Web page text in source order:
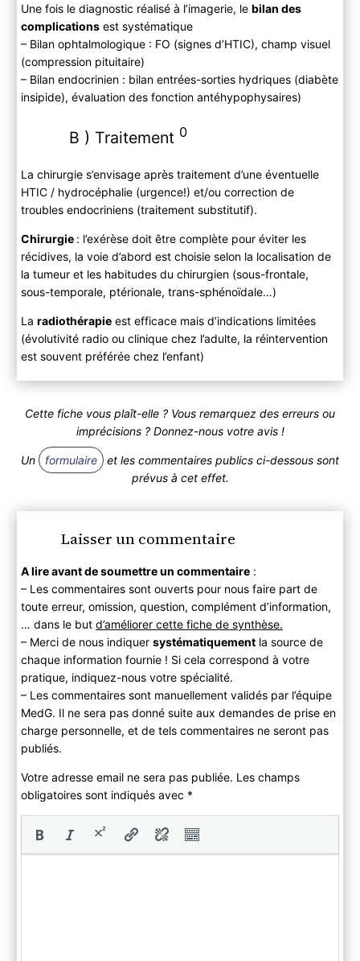
Une fois le diagnostic réalisé à l’imagerie, le bilan des
complicationsest systématique
– Bilan ophtalmologique : FO (signes d’HTIC), champ visuel
(compression pituitaire)
– Bilan endocrinien : bilan entrées-sorties hydriques (diabète
insipide), évaluation des fonction antéhypophysaires)
B ) Traitement 0
La chirurgie s’envisage après traitement d’une éventuelle
HTIC / hydrocéphalie (urgence!) et/ou correction de
troubles endocriniens (traitement substitutif).
Chirurgie : l’exérèse doit être complète pour éviter les
récidives, la voie d’abord est choisie selon la localisation de
la tumeur et les habitudes du chirurgien (sous-frontale,
sous-temporale, ptérionale, trans-sphénoïdale…)
La radiothérapieest efficace mais d’indications limitées
(évolutivité radio ou clinique chez l’adulte, la réintervention
est souvent préférée chez l’enfant)
Cette fiche vous plaît-elle ? Vous remarquez des erreurs ou
imprécisions ? Donnez-nous votre avis !
Un formulaire
et les commentaires publics ci-dessous sont
prévus à cet effet.
Laisser un commentaire
A lire avant de soumettre un commentaire:
– Les commentaires sont ouverts pour nous faire part de
toute erreur, omission, question, complément d’information,
… dans le but d’améliorer cette fiche de synthèse.
– Merci de nous indiquer systématiquementla source de
chaque information fournie ! Si cela correspond à votre
pratique, indiquez-nous votre spécialité.
– Les commentaires sont manuellement validés par l’équipe
MedG. Il ne sera pas donné suite aux demandes de prise en
charge personnelle, et de tels commentaires ne seront pas
publiés.
Votre adresse email ne sera pas publiée. Les champs
obligatoires sont indiqués avec *